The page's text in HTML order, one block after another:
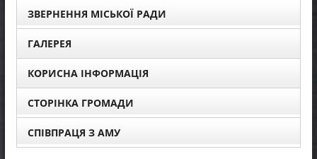
ЗВЕРНЕННЯ МІСЬКОЇ РАДИ
ГАЛЕРЕЯ
КОРИСНА ІНФОРМАЦІЯ
СТОРІНКА ГРОМАДИ
СПІВПРАЦЯ З АМУ